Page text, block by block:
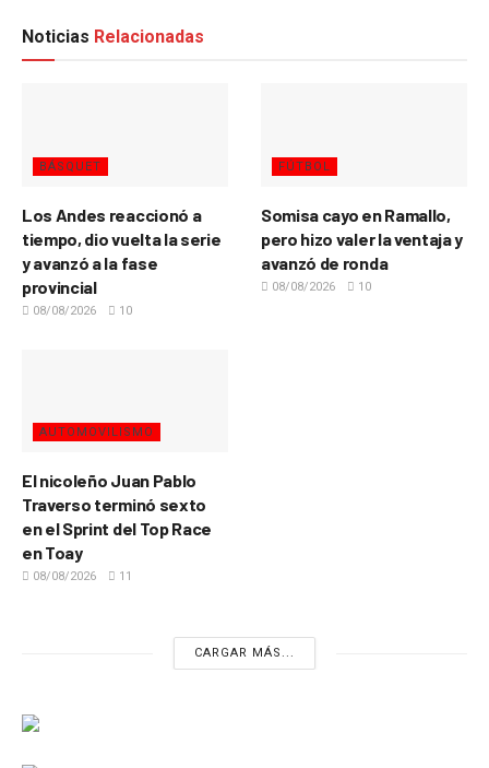
Noticias Relacionadas
BÁSQUET
Los Andes reaccionó a
tiempo, dio vuelta la serie
y avanzó a la fase
provincial
08/08/2026 10
FÚTBOL
Somisa cayo en Ramallo,
pero hizo valer la ventaja y
avanzó de ronda
08/08/2026 10
AUTOMOVILISMO
El nicoleño Juan Pablo
Traverso terminó sexto
en el Sprint del Top Race
en Toay
08/08/2026 11
CARGAR MÁS...